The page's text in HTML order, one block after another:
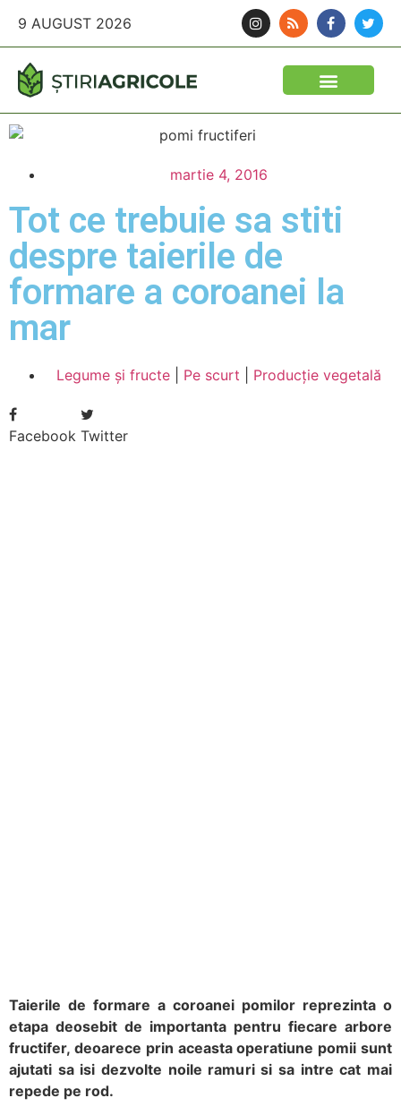
9 AUGUST 2026
martie 4, 2016
Tot ce trebuie sa stiti
despre taierile de
formare a coroanei la
mar
Legume şi fructe| Pe scurt Producție vegetală
Facebook Twitter
Taierile de formare a coroanei pomilor reprezinta o
etapa deosebit de importanta pentru fiecare arbore
fructifer, deoarece prin aceasta operatiune pomii sunt
ajutati sa isi dezvolte noile ramuri si sa intre cat mai
repede pe rod.